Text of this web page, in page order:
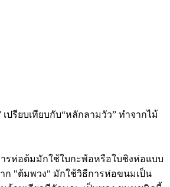
ปรียบเทียบกับ“หลักลามวัว” ทำจากไม้
รห่อต้มมักใช้ใบกะพ้อหรือใบชิงห่อแบบ
าก "ต้มพวง" มักใช้วิธีการห่อขนมเป็น